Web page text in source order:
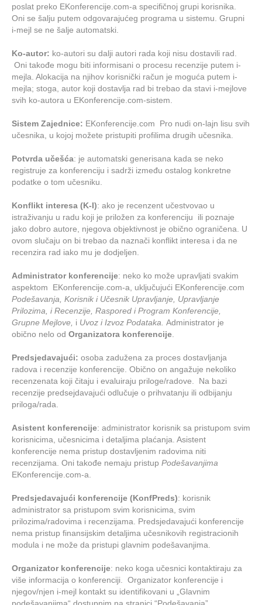
poslat preko EKonferencije.com-a specifičnoj grupi korisnika.
Oni se šalju putem odgovarajućeg programa u sistemu. Grupni
i-mejl se ne šalje automatski.
Ko-autor: ko-autori su dalji autori rada koji nisu dostavili rad.
Oni takođe mogu biti informisani o procesu recenzije putem i-
mejla. Alokacija na njihov korisnički račun je moguća putem i-
mejla; stoga, autor koji dostavlja rad bi trebao da stavi i-mejlove
svih ko-autora u EKonferencije.com-sistem.
Sistem Zajednice: EKonferencije.com Pro nudi on-lajn lisu svih
učesnika, u kojoj možete pristupiti profilima drugih učesnika.
Potvrda učešća: je automatski generisana kada se neko
registruje za konferenciju i sadrži između ostalog konkretne
podatke o tom učesniku.
Konflikt interesa (K-I): ako je recenzent učestvovao u
istraživanju u radu koji je priložen za konferenciju ili poznaje
jako dobro autore, njegova objektivnost je obično ograničena. U
ovom slučaju on bi trebao da naznači konflikt interesa i da ne
recenzira rad iako mu je dodjeljen.
Administrator konferencije: neko ko može upravljati svakim
aspektom EKonferencije.com-a, uključujući EKonferencije.com
Podešavanja, Korisnik i Učesnik Upravljanje, Upravljanje
Prilozima, i Recenzije, Raspored i Program Konferencije,
Grupne Mejlove, i Uvoz i Izvoz Podataka. Administrator je
obično nelo od Organizatora konferencije
Predsjedavajući: osoba zadužena za proces dostavljanja
radova i recenzije konferencije. Obično on angažuje nekoliko
recenzenata koji čitaju i evaluiraju priloge/radove. Na bazi
recenzije predsejdavajući odlučuje o prihvatanju ili odbijanju
priloga/rada.
Asistent konferencije: administrator korisnik sa pristupom svim
korisnicima, učesnicima i detaljima plaćanja. Asistent
konferencije nema pristup dostavljenim radovima niti
recenzijama. Oni takođe nemaju pristup Podešavanjima
EKonferencije.com-a.
Predsjedavajući konferencije (KonfPreds): korisnik
administrator sa pristupom svim korisnicima, svim
prilozima/radovima i recenzijama. Predsjedavajući konferencije
nema pristup finansijskim detaljima učesnikovih registracionih
modula i ne može da pristupi glavnim podešavanjima.
Organizator konferencije: neko koga učesnici kontaktiraju za
više informacija o konferenciji. Organizator konferencije i
njegov/njen i-mejl kontakt su identifikovani u „Glavnim